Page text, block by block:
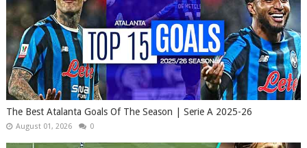
The Best Atalanta Goals Of The Season | Serie A 2025-26
August 01, 2026 0